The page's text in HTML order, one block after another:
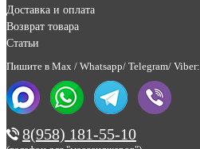
Доставка и оплата
Возврат товара
Статьи
Пишите в Max / Whatsapp/ Telegram/ Viber:
8(958) 181-55-10